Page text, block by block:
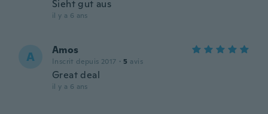
Sieht gut aus
il y a 6 ans
A Amos
Inscrit depuis 2017 · 5 avis
Great deal
il y a 6 ans